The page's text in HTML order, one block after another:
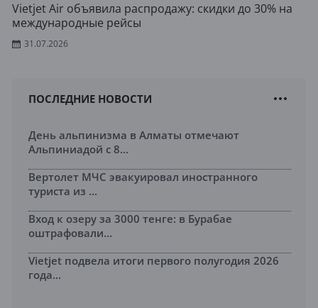
Vietjet Air объявила распродажу: скидки до 30% на
международные рейсы
31.07.2026
ПОСЛЕДНИЕ НОВОСТИ
День альпинизма в Алматы отмечают
Альпиниадой с 8...
Вертолет МЧС эвакуировал иностранного
туриста из ...
Вход к озеру за 3000 тенге: в Бурабае
оштрафовали...
Vietjet подвела итоги первого полугодия 2026
года...